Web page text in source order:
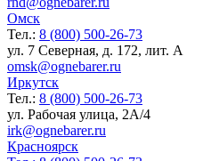
Омск
Тел.: 8 (800) 500-26-73
ул. 7 Северная, д. 172, лит. А
omsk@ognebarer.ru
Иркутск
Тел.: 8 (800) 500-26-73
ул. Рабочая улица, 2А/4
irk@ognebarer.ru
Красноярск